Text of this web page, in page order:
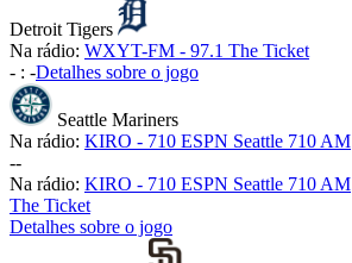
Detroit Tigers
Na rádio: WXYT-FM - 97.1 The Ticket
- : -Detalhes sobre o jogo
Seattle Mariners
Na rádio: KIRO - 710 ESPN Seattle 710 AM
--
Na rádio: KIRO - 710 ESPN Seattle 710 AM
The Ticket
Detalhes sobre o jogo